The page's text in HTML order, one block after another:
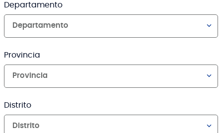
Departamento
Departamento
Provincia
Provincia
Distrito
Distrito